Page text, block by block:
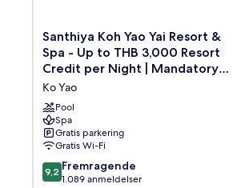
Santhiya
Koh
Yao
Yai
Resort
&
Spa
-
Up
to
THB
Santhiya Koh Yao Yai Resort &
Spa - Up to THB 3,000 Resort
Credit per Night | Mandatory
Shared Speedboat from Ao Po,
Phuket
Ko Yao
Pool
Spa
Gratis parkering
Gratis Wi-Fi
9.2
ud
9,2 Fremragende
1.089 anmeldelser